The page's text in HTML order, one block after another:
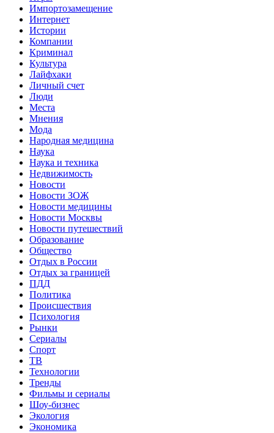
Импортозамещение
Интернет
Истории
Компании
Криминал
Культура
Лайфхаки
Личный счет
Люди
Места
Мнения
Мода
Народная медицина
Наука
Наука и техника
Недвижимость
Новости
Новости ЗОЖ
Новости медицины
Новости Москвы
Новости путешествий
Образование
Общество
Отдых в России
Отдых за границей
ПДД
Политика
Происшествия
Психология
Рынки
Сериалы
Спорт
ТВ
Технологии
Тренды
Фильмы и сериалы
Шоу-бизнес
Экология
Экономика